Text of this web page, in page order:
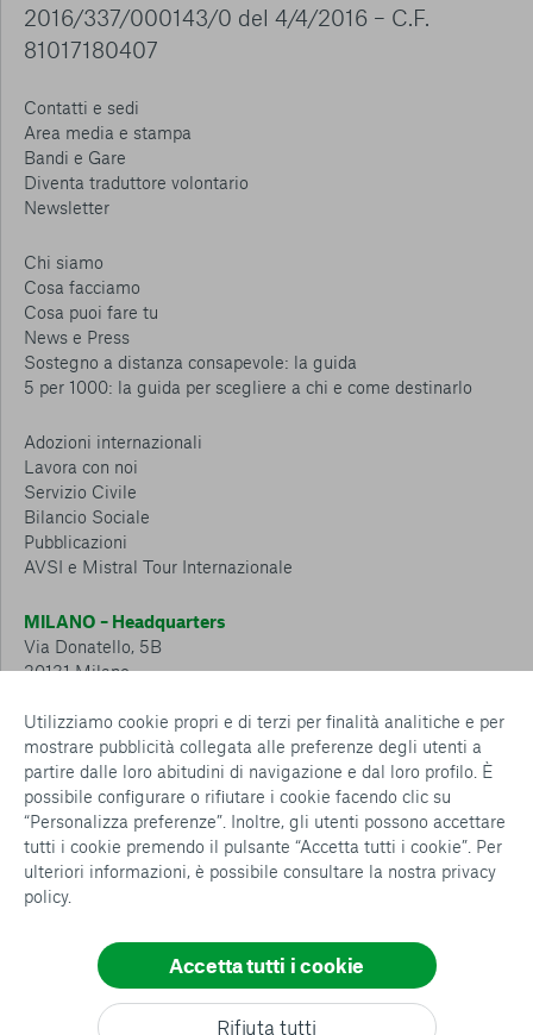
Utilizziamo cookie propri e di terzi per finalità analitiche e per
mostrare pubblicità collegata alle preferenze degli utenti a
partire dalle loro abitudini di navigazione e dal loro profilo. È
possibile configurare o rifiutare i cookie facendo clic su
“Personalizza preferenze”. Inoltre, gli utenti possono accettare
tutti i cookie premendo il pulsante “Accetta tutti i cookie”. Per
ulteriori informazioni, è possibile consultare la nostra privacy
policy.
Rifiuta tutti
Accetta tutti i cookie
Consenti tutti
2016/337/000143/0 del 4/4/2016 – C.F.
81017180407
Contatti e sedi
Area media e stampa
Bandi e Gare
Diventa traduttore volontario
Newsletter
Chi siamo
Cosa facciamo
Cosa puoi fare tu
News e Press
Sostegno a distanza consapevole: la guida
5 per 1000: la guida per scegliere a chi e come destinarlo
Adozioni internazionali
Lavora con noi
Servizio Civile
Bilancio Sociale
Pubblicazioni
AVSI e Mistral Tour Internazionale
MILANO – Headquarters
Via Donatello, 5B
20131 Milano
CESENA – Sostegno a distanza
Via Padre Vicinio da Sarsina, 216
47521 Cesena
Tel.: 0547 360 811
Detrazioni e deduzioni fiscali sulle donazioni: cosa sapere e
come usufruirne
Whistleblowing Policy
Privacy policy
Cookie policy
Configurazione Cookies